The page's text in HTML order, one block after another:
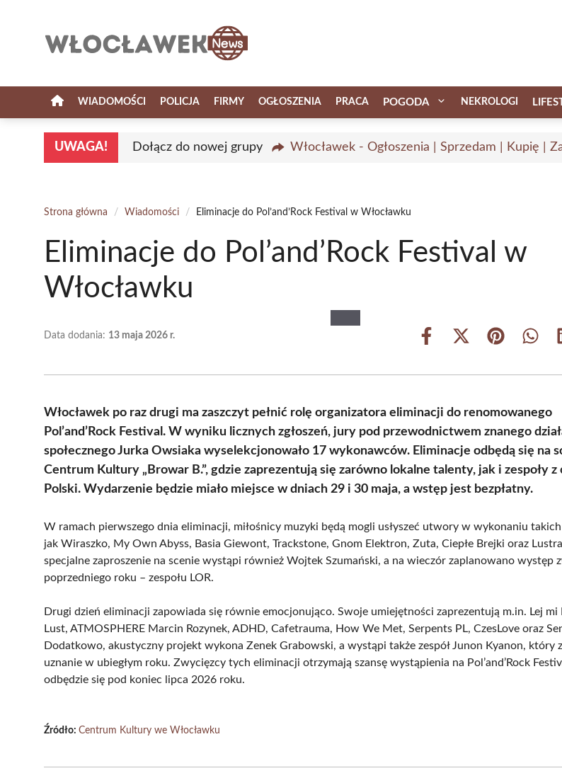
WIADOMOŚCI POLICJA FIRMY OGŁOSZENIA PRACA POGODA NEKROLOGI
UWAGA! Dołącz do nowej grupy Włocławek - Ogłoszenia | Sprzedam | Kupię |
Strona główna / Wiadomości / Eliminacje do Pol’and’Rock Festival w Włocławku
Eliminacje do Pol’and’Rock Festival w
Włocławku
Data dodania: 13 maja 2026 r.
Share
Share
(Twitter)
Share Share
Włocławek po raz drugi ma zaszczyt pełnić rolę organizatora eliminacji do renomowanego
Pol’and’Rock Festival. W wyniku licznych zgłoszeń, jury pod przewodnictwem znanego
społecznego Jurka Owsiaka wyselekcjonowało 17 wykonawców. Eliminacje odbędą się na
Centrum Kultury „Browar B.”, gdzie zaprezentują się zarówno lokalne talenty, jak i zespoły z
Polski. Wydarzenie będzie miało miejsce w dniach 29 i 30 maja, a wstęp jest bezpłatny.
W ramach pierwszego dnia eliminacji, miłośnicy muzyki będą mogli usłyszeć utwory w wykonaniu
jak Wiraszko, My Own Abyss, Basia Giewont, Trackstone, Gnom Elektron, Zuta, Ciepłe Brejki oraz
specjalne zaproszenie na scenie wystąpi również Wojtek Szumański, a na wieczór zaplanowano występ
poprzedniego roku – zespołu LOR.
Drugi dzień eliminacji zapowiada się równie emocjonująco. Swoje umiejętności zaprezentują m.in. Lej mi
Lust, ATMOSPHERE Marcin Rozynek, ADHD, Cafetrauma, How We Met, Serpents PL, CzesLove oraz
Dodatkowo, akustyczny projekt wykona Zenek Grabowski, a wystąpi także zespół Junon Kyanon, który
uznanie w ubiegłym roku. Zwycięzcy tych eliminacji otrzymają szansę wystąpienia na Pol’and’Rock
odbędzie się pod koniec lipca 2026 roku.
Źródło: Centrum Kultury we Włocławku